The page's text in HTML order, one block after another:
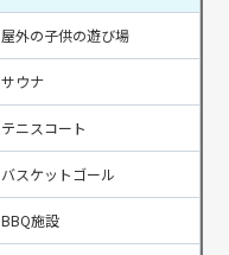
屋外の子供の遊び場
サウナ
テニスコート
バスケットゴール
BBQ施設